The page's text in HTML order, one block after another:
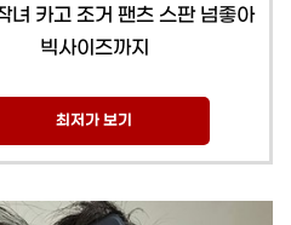
녀 카고 조거 팬츠 스판 넘좋아
빅사이즈까지
최저가 보기